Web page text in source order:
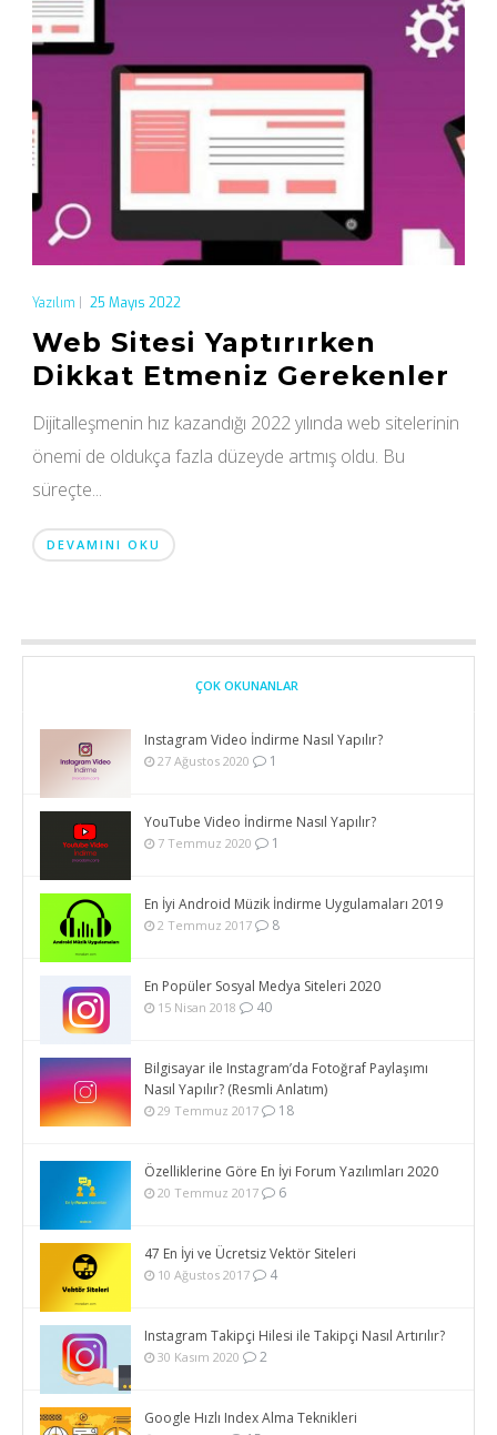
Yazılım 25 Mayıs 2022
Web Sitesi Yaptırırken
Dikkat Etmeniz Gerekenler
Dijitalleşmenin hız kazandığı 2022 yılında web sitelerinin
önemi de oldukça fazla düzeyde artmış oldu. Bu
süreçte...
DEVAMINI OKU
ÇOK OKUNANLAR
Instagram Video İndirme Nasıl Yapılır?
27 Ağustos 2020 1
YouTube Video İndirme Nasıl Yapılır?
7 Temmuz 2020 1
En İyi Android Müzik İndirme Uygulamaları 2019
2 Temmuz 2017 8
En Popüler Sosyal Medya Siteleri 2020
15 Nisan 2018 40
Bilgisayar ile Instagram’da Fotoğraf Paylaşımı
Nasıl Yapılır? (Resmli Anlatım)
29 Temmuz 2017 18
Özelliklerine Göre En İyi Forum Yazılımları 2020
20 Temmuz 2017 6
47 En İyi ve Ücretsiz Vektör Siteleri
10 Ağustos 2017 4
Instagram Takipçi Hilesi ile Takipçi Nasıl Artırılır?
30 Kasım 2020 2
Google Hızlı Index Alma Teknikleri